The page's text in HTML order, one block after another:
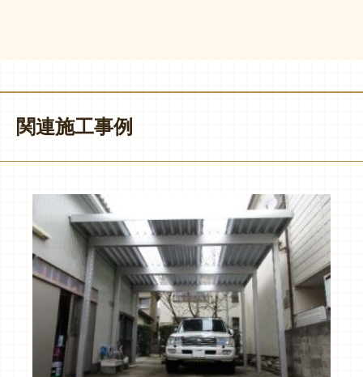
関連施工事例